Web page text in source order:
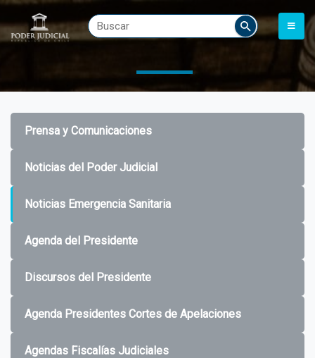
Prensa y Comunicaciones
Noticias del Poder Judicial
Noticias Emergencia Sanitaria
Agenda del Presidente
Discursos del Presidente
Agenda Presidentes Cortes de Apelaciones
Agendas Fiscalías Judiciales